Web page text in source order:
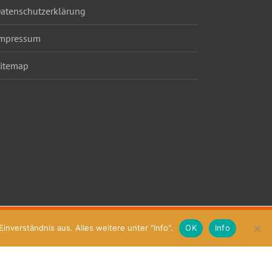
aus. Alles weitere unter "Info". OK Info